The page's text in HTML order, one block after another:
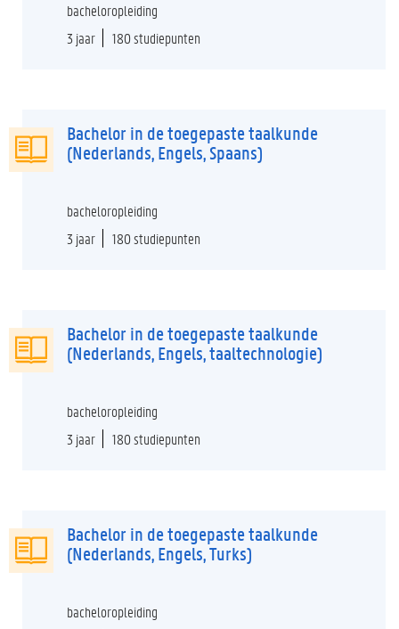
bacheloropleiding
3 jaar
180 studiepunten
Bachelor in de toegepaste taalkunde
(Nederlands, Engels, Spaans)
bacheloropleiding
3 jaar
180 studiepunten
Bachelor in de toegepaste taalkunde
(Nederlands, Engels, taaltechnologie)
bacheloropleiding
3 jaar
180 studiepunten
Bachelor in de toegepaste taalkunde
(Nederlands, Engels, Turks)
bacheloropleiding